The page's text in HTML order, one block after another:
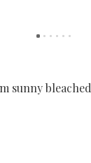
sunny bleached